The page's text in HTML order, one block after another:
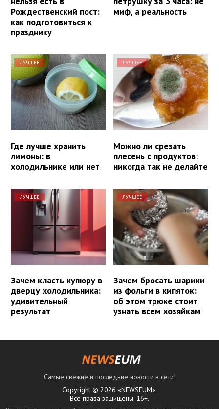
Рождественский пост:
как подготовиться к
празднику
миф, а реальность
ЛУЧШЕЕ
Где лучше хранить
лимоны: в
холодильнике или нет
ЛУЧШЕЕ
Можно ли срезать
плесень с продуктов:
никогда так не делайте
ЛУЧШЕЕ
Зачем класть купюру в
дверцу холодильника:
удивительный
результат
ЛУЧШЕЕ
Зачем бросать шарики
из фольги в кипяток:
об этом трюке стоит
узнать всем хозяйкам
Самые свежие и последние новости в сети!
Copyright © 2026 «NEWSEUM».
Все права защищены. 16+.